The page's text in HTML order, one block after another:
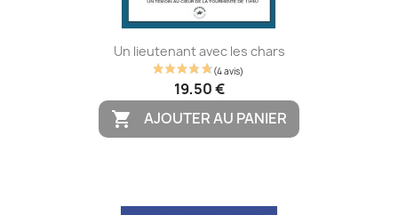
Un lieutenant avec les chars
19,50 €
 AJOUTER AU PANIER